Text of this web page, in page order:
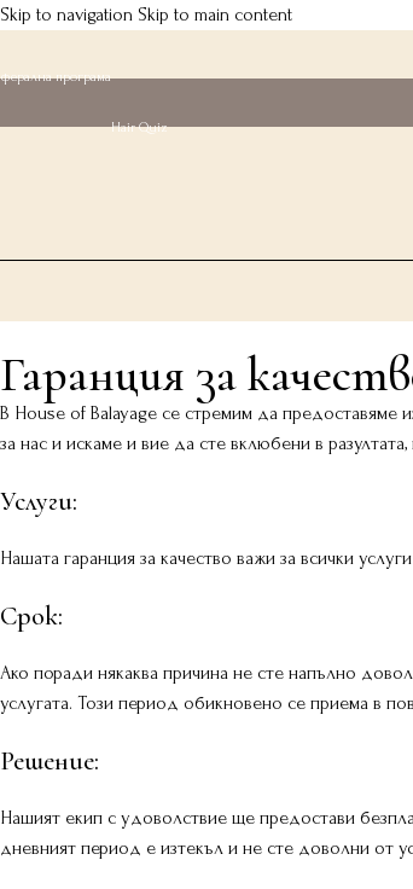
Skip to navigation Skip to main content
програма
Hair Quiz
Гаранция за
В House of Balayage се стремим да предоставяме
за нас и искаме и вие да сте вклюбени в
Услуги:
Нашата гаранция за качество важи за всички
Срок:
Ако поради някаква причина не сте напълно
услугата. Този период обикновено се приема в
​Решение:
Нашият екип с удоволствие ще предостави
дневният период е изтекъл и не сте доволни от